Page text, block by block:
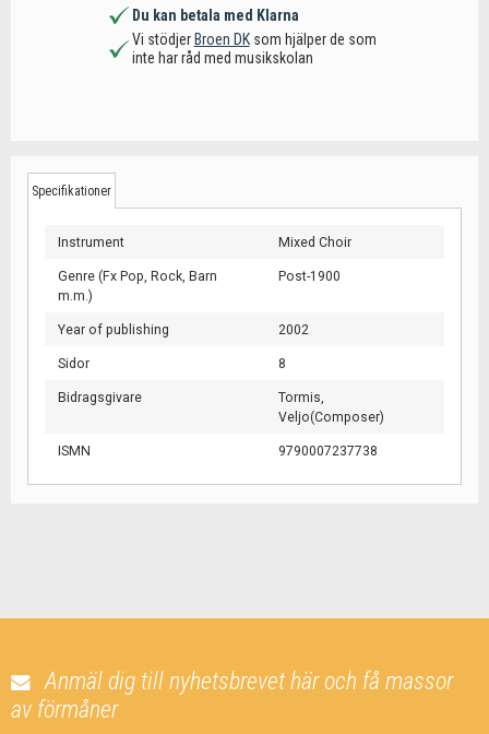
Du kan betala med Klarna
Vi stödjerBroen DKsom hjälper de som
inte har råd med musikskolan
Specifikationer
Instrument Mixed Choir
Genre (Fx Pop, Rock, Barn
m.m.)
Post-1900
Year of publishing 2002
Sidor 8
Bidragsgivare
Tormis,
Veljo(Composer)
ISMN 9790007237738
Anmäl dig till nyhetsbrevet här och få massor
av förmåner